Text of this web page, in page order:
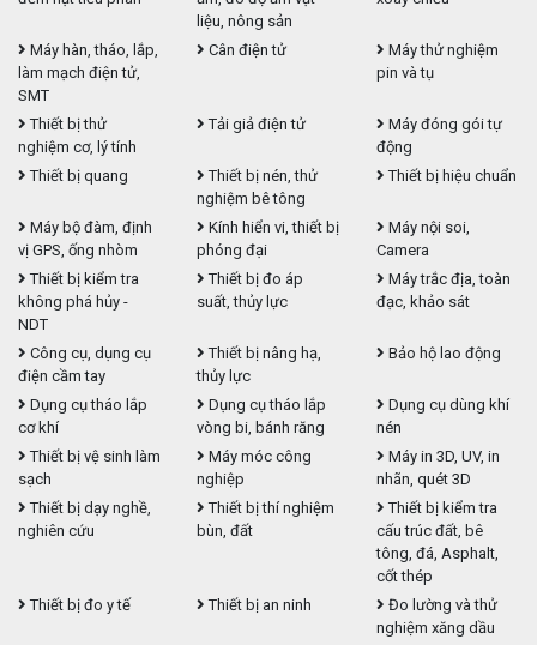
liệu, nông sản
Máy hàn, tháo, lắp,
làm mạch điện tử,
SMT
Cân điện tử
Máy thử nghiệm
pin và tụ
Thiết bị thử
nghiệm cơ, lý tính
Tải giả điện tử
Máy đóng gói tự
động
Thiết bị quang
Thiết bị nén, thử
nghiệm bê tông
Thiết bị hiệu chuẩn
Máy bộ đàm, định
vị GPS, ống nhòm
Kính hiển vi, thiết bị
phóng đại
Máy nội soi,
Camera
Thiết bị kiểm tra
không phá hủy -
NDT
Thiết bị đo áp
suất, thủy lực
Máy trắc địa, toàn
đạc, khảo sát
Công cụ, dụng cụ
điện cầm tay
Thiết bị nâng hạ,
thủy lực
Bảo hộ lao động
Dụng cụ tháo lắp
cơ khí
Dụng cụ tháo lắp
vòng bi, bánh răng
Dụng cụ dùng khí
nén
Thiết bị vệ sinh làm
sạch
Máy móc công
nghiệp
Máy in 3D, UV, in
nhãn, quét 3D
Thiết bị dạy nghề,
nghiên cứu
Thiết bị thí nghiệm
bùn, đất
Thiết bị kiểm tra
cấu trúc đất, bê
tông, đá, Asphalt,
cốt thép
Thiết bị đo y tế
Thiết bị an ninh
Đo lường và thử
nghiệm xăng dầu